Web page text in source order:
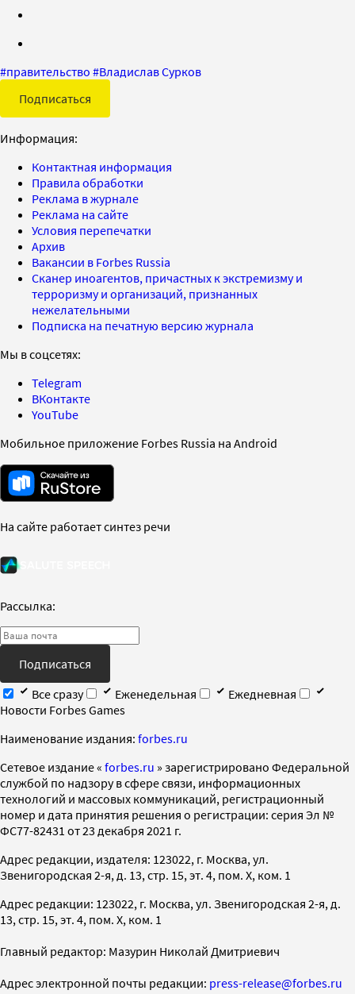
#правительство #Владислав Сурков
Подписаться
Информация:
Контактная информация
Правила обработки
Реклама в журнале
Реклама на сайте
Условия перепечатки
Архив
Вакансии в Forbes Russia
Сканер иноагентов, причастных к экстремизму и
терроризму и организаций, признанных
нежелательными
Подписка на печатную версию журнала
Мы в соцсетях:
Telegram
ВКонтакте
YouTube
Мобильное приложение Forbes Russia на Android
На сайте работает синтез речи
Рассылка:
Подписаться
Все сразу
Еженедельная
Ежедневная
Новости Forbes Games
Наименование издания: forbes.ru
Cетевое издание « forbes.ru » зарегистрировано Федеральной
службой по надзору в сфере связи, информационных
технологий и массовых коммуникаций, регистрационный
номер и дата принятия решения о регистрации: серия Эл №
ФС77-82431 от 23 декабря 2021 г.
Адрес редакции, издателя: 123022, г. Москва, ул.
Звенигородская 2-я, д. 13, стр. 15, эт. 4, пом. X, ком. 1
Адрес редакции: 123022, г. Москва, ул. Звенигородская 2-я, д.
13, стр. 15, эт. 4, пом. X, ком. 1
Главный редактор: Мазурин Николай Дмитриевич
Адрес электронной почты редакции: press-release@forbes.ru